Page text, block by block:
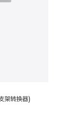
架转换器)